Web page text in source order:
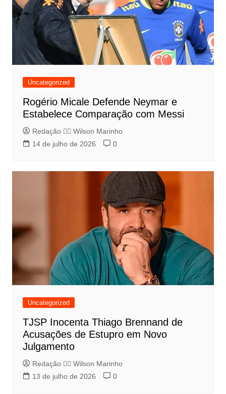
Uncategorized
Rogério Micale Defende Neymar e
Estabelece Comparação com Messi
Redação 👨‍⚖️​ Wilson Marinho
14 de julho de 2026
0
Uncategorized
TJSP Inocenta Thiago Brennand de
Acusações de Estupro em Novo
Julgamento
Redação 👨‍⚖️​ Wilson Marinho
13 de julho de 2026
0